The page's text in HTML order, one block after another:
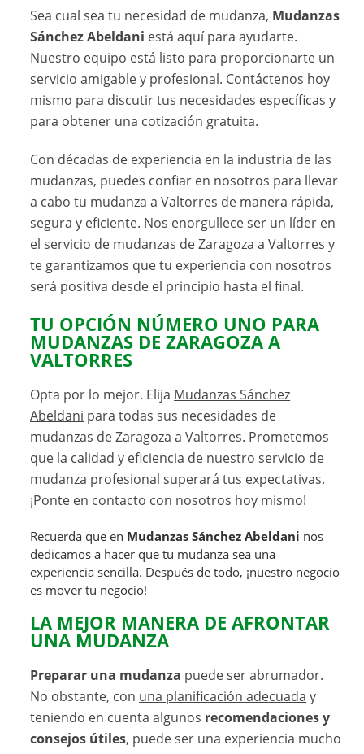
Sea cual sea tu necesidad de mudanza, Mudanzas
Sánchez Abeldani está aquí para ayudarte.
Nuestro equipo está listo para proporcionarte un
servicio amigable y profesional. Contáctenos hoy
mismo para discutir tus necesidades específicas y
para obtener una cotización gratuita.
Con décadas de experiencia en la industria de las
mudanzas, puedes confiar en nosotros para llevar
a cabo tu mudanza a Valtorres de manera rápida,
segura y eficiente. Nos enorgullece ser un líder en
el servicio de mudanzas de Zaragoza a Valtorres y
te garantizamos que tu experiencia con nosotros
será positiva desde el principio hasta el final.
TU OPCIÓN NÚMERO UNO PARA
MUDANZAS DE ZARAGOZA A
VALTORRES
Opta por lo mejor. Elija Mudanzas Sánchez
Abeldani para todas sus necesidades de
mudanzas de Zaragoza a Valtorres. Prometemos
que la calidad y eficiencia de nuestro servicio de
mudanza profesional superará tus expectativas.
¡Ponte en contacto con nosotros hoy mismo!
Recuerda que en Mudanzas Sánchez Abeldani nos
dedicamos a hacer que tu mudanza sea una
experiencia sencilla. Después de todo, ¡nuestro negocio
es mover tu negocio!
LA MEJOR MANERA DE AFRONTAR
UNA MUDANZA
Preparar una mudanza puede ser abrumador.
No obstante, con una planificación adecuada y
teniendo en cuenta algunos recomendaciones y
consejos útiles, puede ser una experiencia mucho